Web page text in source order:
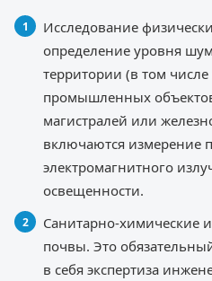
Исследование
определение уровня
территории (в том
промышленных
магистралей или
включаются измерение
электромагнитного
освещенности.
Санитарно-химические
почвы. Это
в себя экспертиза